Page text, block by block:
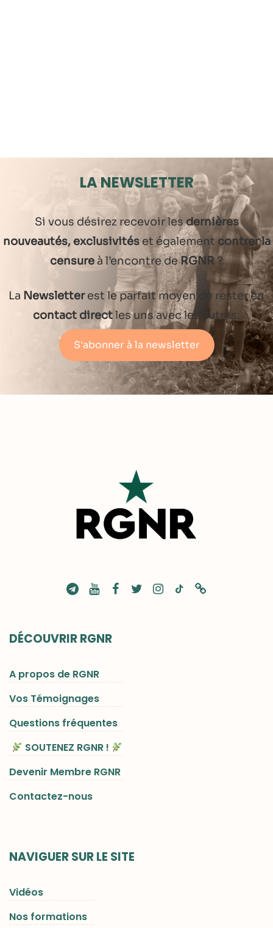
LA NEWSLETTER
Si vous désirez recevoir lesdernières
nouveautés, exclusivitéset également contrer la
censureà l’encontre deRGNR?
La Newsletterest le parfait moyen de rester en
contact directles uns avec les autres.
S'abonner à la newsletter
DÉCOUVRIR RGNR
A propos de RGNR
Vos Témoignages
Questions fréquentes
SOUTENEZ RGNR !
Devenir Membre RGNR
Contactez-nous
NAVIGUER SUR LE SITE
Vidéos
Nos formations